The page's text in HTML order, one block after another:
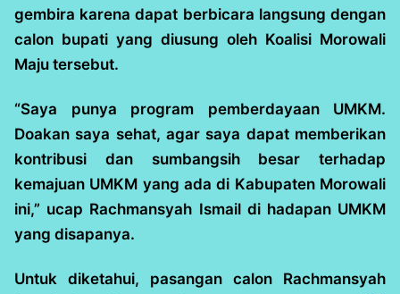
gembira karena dapat berbicara langsung dengan
calon bupati yang diusung oleh Koalisi Morowali
Maju tersebut.
“Saya punya program pemberdayaan UMKM.
Doakan saya sehat, agar saya dapat memberikan
kontribusi dan sumbangsih besar terhadap
kemajuan UMKM yang ada di Kabupaten Morowali
ini,” ucap Rachmansyah Ismail di hadapan UMKM
yang disapanya.
Untuk diketahui, pasangan calon Rachmansyah